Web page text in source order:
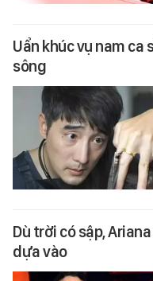
Uẩn khúc vụ nam
sông
Dù trời có sập,
dựa vào